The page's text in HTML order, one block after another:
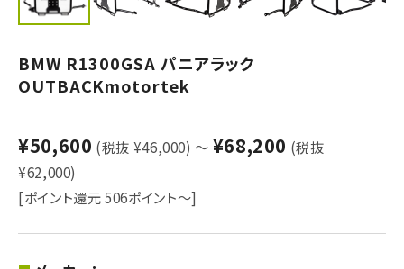
BMW R1300GSA パニアラック
OUTBACKmotortek
¥50,600 (税抜 ¥46,000) ～ ¥68,200 (税抜
¥62,000)
[ポイント還元 506ポイント～]